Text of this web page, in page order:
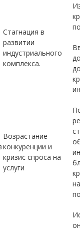
Стагнация в
развитии
индустриального
комплекса.
Возрастание
конкуренции и
кризис спроса на
услуги